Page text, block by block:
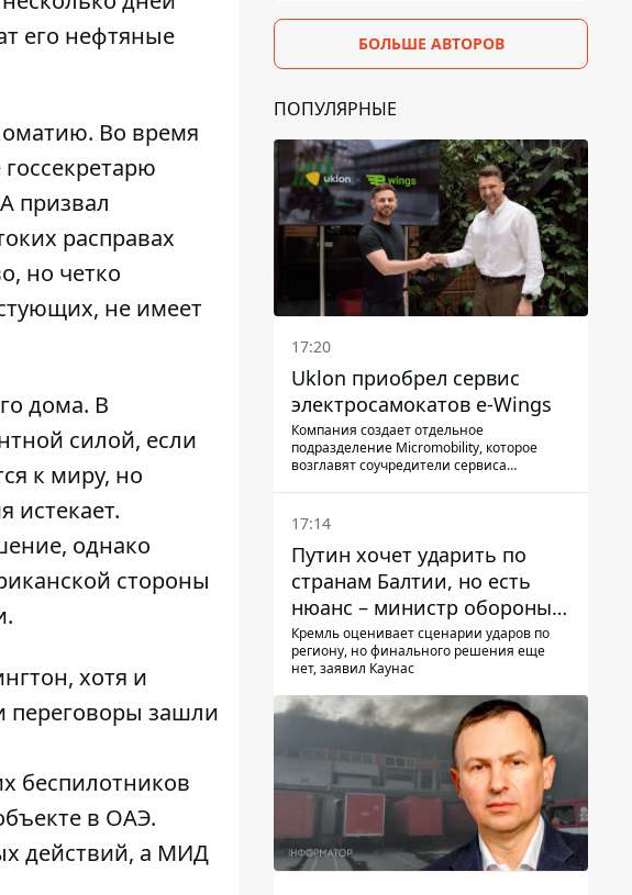
его нефтяные
Во время
призвал
расправах
но четко
не имеет
дома. В
силой, если
к миру, но
истекает.
однако
стороны
, хотя и
переговоры зашли
беспилотников
в ОАЭ.
действий, а МИД
БОЛЬШЕ АВТОРОВ
ПОПУЛЯРНЫЕ
17:20
Uklon приобрел сервис
электросамокатов e-Wings
Компания создает отдельное
подразделение Micromobility, которое
возглавят соучредители сервиса
17:14
Путин хочет ударить по
странам Балтии, но есть
нюанс – министр обороны
Литвы сделал заявление
Кремль оценивает сценарии ударов по
региону, но финального решения еще
нет, заявил Каунас